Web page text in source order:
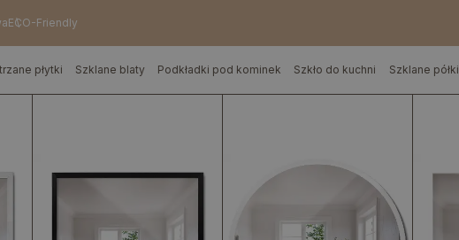
ECO-Friendly
płytki Szklane blaty Podkładki pod kominek Szkło do kuchni Szklane półki